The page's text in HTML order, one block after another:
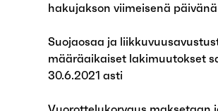
hakujakson viimeisenä päivänä
Suojaosaa ja
määräaikaiset lakimuutokset
30.6.2021 asti